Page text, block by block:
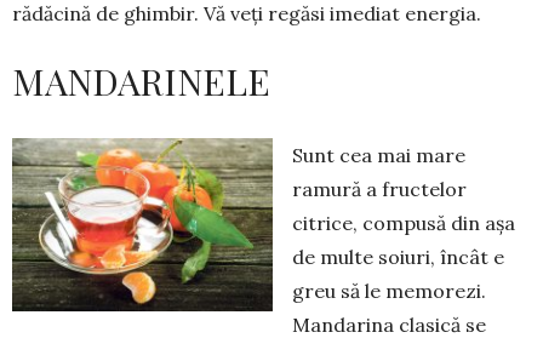
ră­dă­cină de ghim­bir. Vă veți re­găsi ime­diat energia.
MANDARINELE
Sunt cea mai mare
ramură a fruc­telor
citrice, compusă din așa
de mul­te soiuri, încât e
greu să le memorezi.
Man­darina clasică se